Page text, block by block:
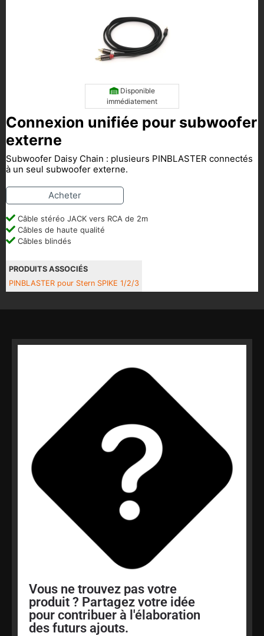
Disponible
immédiatement
Connexion unifiée pour subwoofer
externe
Subwoofer Daisy Chain : plusieurs PINBLASTER connectés
à un seul subwoofer externe.
Acheter
Câble stéréo JACK vers RCA de 2m
Câbles de haute qualité
Câbles blindés
PRODUITS ASSOCIÉS
PINBLASTER pour Stern SPIKE 1/2/3
Vous ne trouvez pas votre
produit ? Partagez votre idée
pour contribuer à l'élaboration
des futurs ajouts.